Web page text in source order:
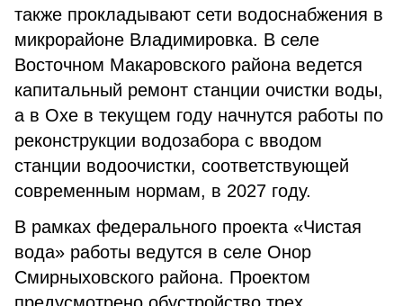
также прокладывают сети водоснабжения в
микрорайоне Владимировка. В селе
Восточном Макаровского района ведется
капитальный ремонт станции очистки воды,
а в Охе в текущем году начнутся работы по
реконструкции водозабора с вводом
станции водоочистки, соответствующей
современным нормам, в 2027 году.
В рамках федерального проекта «Чистая
вода» работы ведутся в селе Онор
Смирныховского района. Проектом